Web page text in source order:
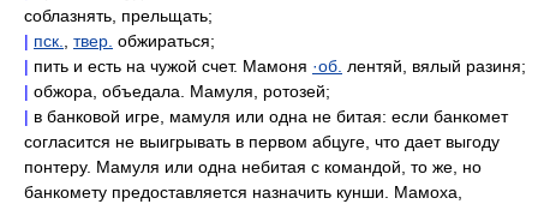
соблазнять, прельщать;
| пск. твер. обжираться;
| пить и есть на чужой счет. Мамоня ·об. лентяй, вялый разиня;
| обжора, объедала. Мамуля, ротозей;
| в банковой игре, мамуля или одна не битая: если банкомет
согласится не выигрывать в первом абцуге, что дает выгоду
понтеру. Мамуля или одна небитая с командой, то же, но
банкомету предоставляется назначить кунши. Мамоха,